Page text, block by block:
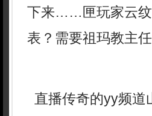
下来……匣玩家云纹
表？需要祖玛教主
直播传奇的yy频道